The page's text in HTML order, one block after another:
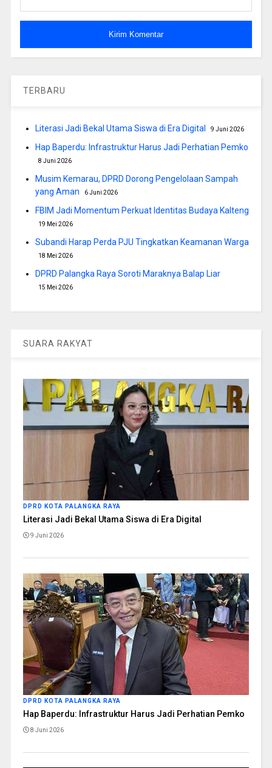
TERBARU
Literasi Jadi Bekal Utama Siswa di Era Digital 9 Juni 2026
Hap Baperdu: Infrastruktur Harus Jadi Perhatian Pemko
8 Juni 2026
Musim Kemarau, DPRD Dorong Pengelolaan Sampah
yang Aman
6 Juni 2026
FBIM Jadi Momentum Perkuat Identitas Budaya Kalteng
19 Mei 2026
Subandi Harap Perda PJU Tingkatkan Keamanan Warga
18 Mei 2026
DPRD Palangka Raya Soroti Maraknya Balap Liar
15 Mei 2026
SUARA RAKYAT
DPRD KOTA PALANGKA RAYA
Literasi Jadi Bekal Utama Siswa di Era Digital
9 Juni 2026
DPRD KOTA PALANGKA RAYA
Hap Baperdu: Infrastruktur Harus Jadi Perhatian Pemko
8 Juni 2026